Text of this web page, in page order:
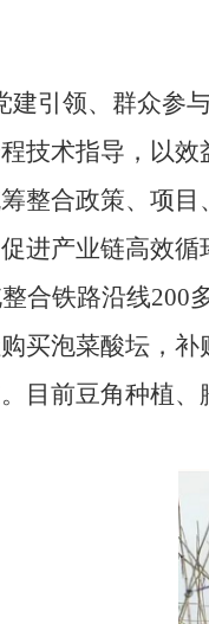
建引领、群众参
技术指导，以
整合政策、项
进产业链高效循
合铁路沿线200
买泡菜酸坛，
目前豆角种植、